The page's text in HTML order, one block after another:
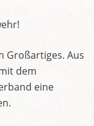
Großartiges. Aus
dem
eine